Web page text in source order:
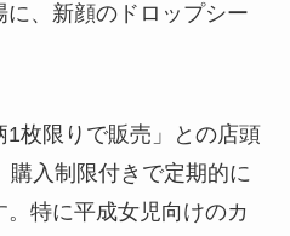
、新顔のドロップシー
枚限りで販売」との店頭
購入制限付きで定期的に
特に平成女児向けのカ